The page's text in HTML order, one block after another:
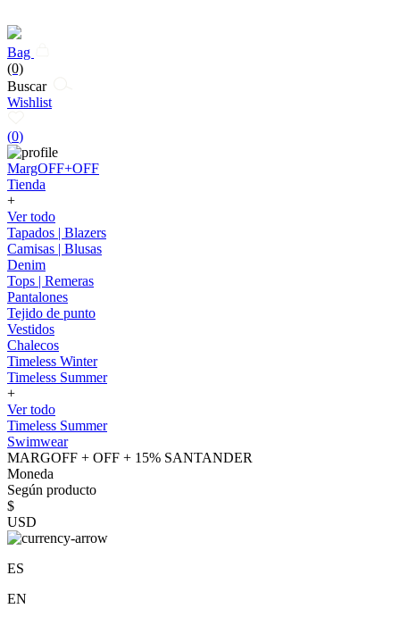
Bag
(0)
Buscar
Wishlist
(0)
MargOFF+OFF
Tienda
+
Ver todo
Tapados | Blazers
Camisas | Blusas
Denim
Tops | Remeras
Pantalones
Tejido de punto
Vestidos
Chalecos
Timeless Winter
Timeless Summer
+
Ver todo
Timeless Summer
Swimwear
MARGOFF + OFF + 15% SANTANDER
Moneda
Según producto
$
USD
ES
EN